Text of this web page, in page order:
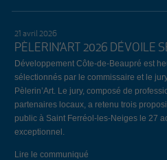
21 avril 2026
PÈLERIN’ART 2026 DÉVOILE
Développement Côte-de-Beaupré est
sélectionnés par le commissaire et le
Pèlerin’Art. Le jury, composé de
partenaires locaux, a retenu trois
public à Saint Ferréol-les-Neiges le 27
exceptionnel.
Lire le communiqué